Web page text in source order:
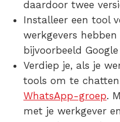
daardoor twee
Installeer een tool
werkgevers
bijvoorbeeld
Verdiep je, als je
tools om te chatten
WhatsApp-groep.
met je werkgever